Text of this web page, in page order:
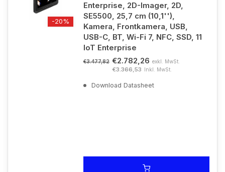
-20%
Enterprise, 2D-Imager, 2D,
SE5500, 25,7 cm (10,1''),
Kamera, Frontkamera, USB,
USB-C, BT, Wi-Fi 7, NFC, SSD, 11
IoT Enterprise
€3.477,82 €2.782,26 exkl. MwSt.
€3.366,53 Inkl. MwSt.
Download Datasheet